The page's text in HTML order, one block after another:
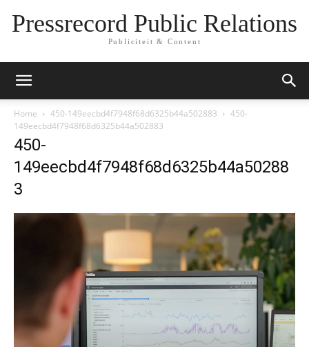
Pressrecord Public Relations
Publiciteit & Content
Home 450-149eecbd4f7948f68d6325b44a502883
450-
149eecbd4f7948f68d6325b44a502883
450-
149eecbd4f7948f68d6325b44a50288
3